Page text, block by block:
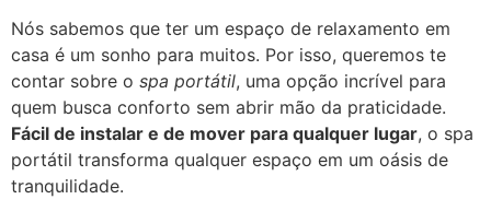
Nós sabemos que ter um espaço de relaxamento em
casa é um sonho para muitos. Por isso, queremos te
contar sobre o spa portátil, uma opção incrível para
quem busca conforto sem abrir mão da praticidade.
Fácil de instalar e de mover para qualquer lugar, o spa
portátil transforma qualquer espaço em um oásis de
tranquilidade.